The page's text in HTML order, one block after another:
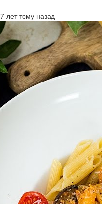
7 лет тому назад